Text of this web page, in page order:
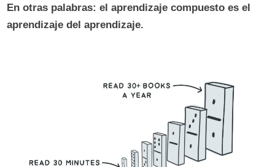
En otras palabras: el aprendizaje compuesto es el
aprendizaje del aprendizaje.